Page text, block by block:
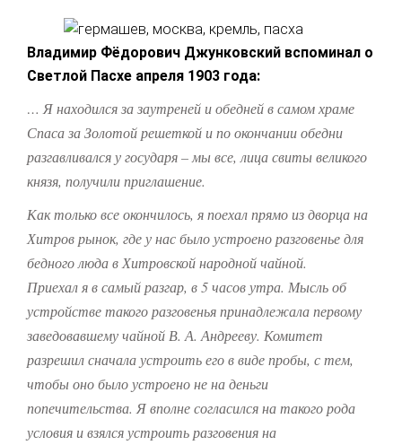
Владимир Фёдорович Джунковский вспоминал о
Светлой Пасхе апреля 1903 года:
… Я находился за заутреней и обедней в самом храме
Спаса за Золотой решеткой и по окончании обедни
разгавливался у государя – мы все, лица свиты великого
князя, получили приглашение.
Как только все окончилось, я поехал прямо из дворца на
Хитров рынок, где у нас было устроено разговенье для
бедного люда в Хитровской народной чайной.
Приехал я в самый разгар, в 5 часов утра. Мысль об
устройстве такого разговенья принадлежала первому
заведовавшему чайной В. А. Андрееву. Комитет
разрешил сначала устроить его в виде пробы, с тем,
чтобы оно было устроено не на деньги
попечительства. Я вполне согласился на такого рода
условия и взялся устроить разговения на